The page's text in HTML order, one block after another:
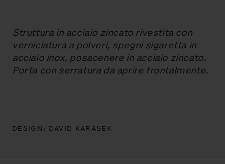
Struttura in acciaio zincato rivestita con
verniciatura a polveri, spegni sigaretta in
acciaio inox, posacenere in acciaio zincato.
Porta con serratura da aprire frontalmente.
DESIGN: DAVID KARÁSEK